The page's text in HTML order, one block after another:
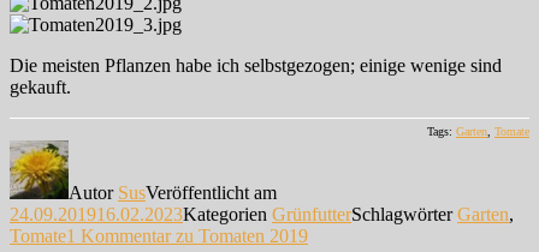
Die meisten Pflanzen habe ich selbstgezogen; einige wenige sind
gekauft.
Tags: Garten Tomate
Autor SusVeröffentlicht am
24.09.201916.02.2023Kategorien GrünfutterSchlagwörterGarten,
Tomate1 Kommentarzu Tomaten 2019